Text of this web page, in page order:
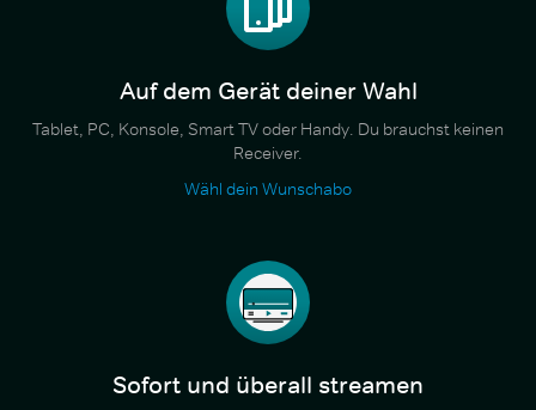
Auf dem Gerät deiner Wahl
Tablet, PC, Konsole, Smart TV oder Handy. Du brauchst keinen
Receiver.
Wähl dein Wunschabo
Sofort und überall streamen